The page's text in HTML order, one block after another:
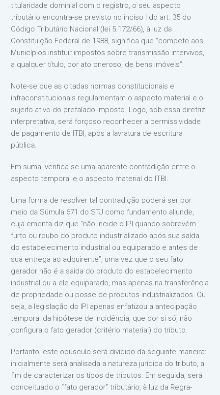
titularidade dominial com o registro, o seu aspecto
tributário encontra-se previsto no inciso I do art. 35 do
Código Tributário Nacional (lei 5.172/66), à luz da
Constituição Federal de 1988, significa que “compete aos
Municípios instituir impostos sobre transmissão intervivos,
a qualquer título, por ato oneroso, de bens imóveis”.
Note-se que as citadas normas constitucionais e
infraconstitucionais regulamentam o aspecto material e o
sujeito ativo do prefalado imposto. Logo, sob essa diretriz
interpretativa, será forçoso reconhecer a permissividade
de pagamento de ITBI, após a lavratura de escritura
pública.
Em suma, verifica-se uma aparente contradição entre o
aspecto temporal e o aspecto material do ITBI.
Uma forma de resolver tal contradição poderá ser por
meio da Súmula 671 do STJ como fundamento aliunde,
cuja ementa diz que “não incide o IPI quando sobrevém
furto ou roubo do produto industrializado após sua saída
do estabelecimento industrial ou equiparado e antes de
sua entrega ao adquirente”, uma vez que o seu fato
gerador não é a saída do produto do estabelecimento
industrial ou a ele equiparado, mas apenas na transferência
de propriedade ou posse de produtos industrializados. Ou
seja, a legislação do IPI apenas enfatizou a antecipação
temporal da hipótese de incidência, que por si só, não
configura o fato gerador (critério material) do tributo.
Portanto, este opúsculo será dividido da seguinte maneira:
inicialmente será analisada a natureza jurídica do tributo, a
fim de caracterizar os tipos de tributos. Em seguida, será
conceituado o “fato gerador” tributário, à luz da Regra-